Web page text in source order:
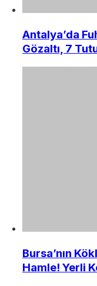
Antalya’da
Gözaltı, 7
Bursa’nın
Hamle! Yerli